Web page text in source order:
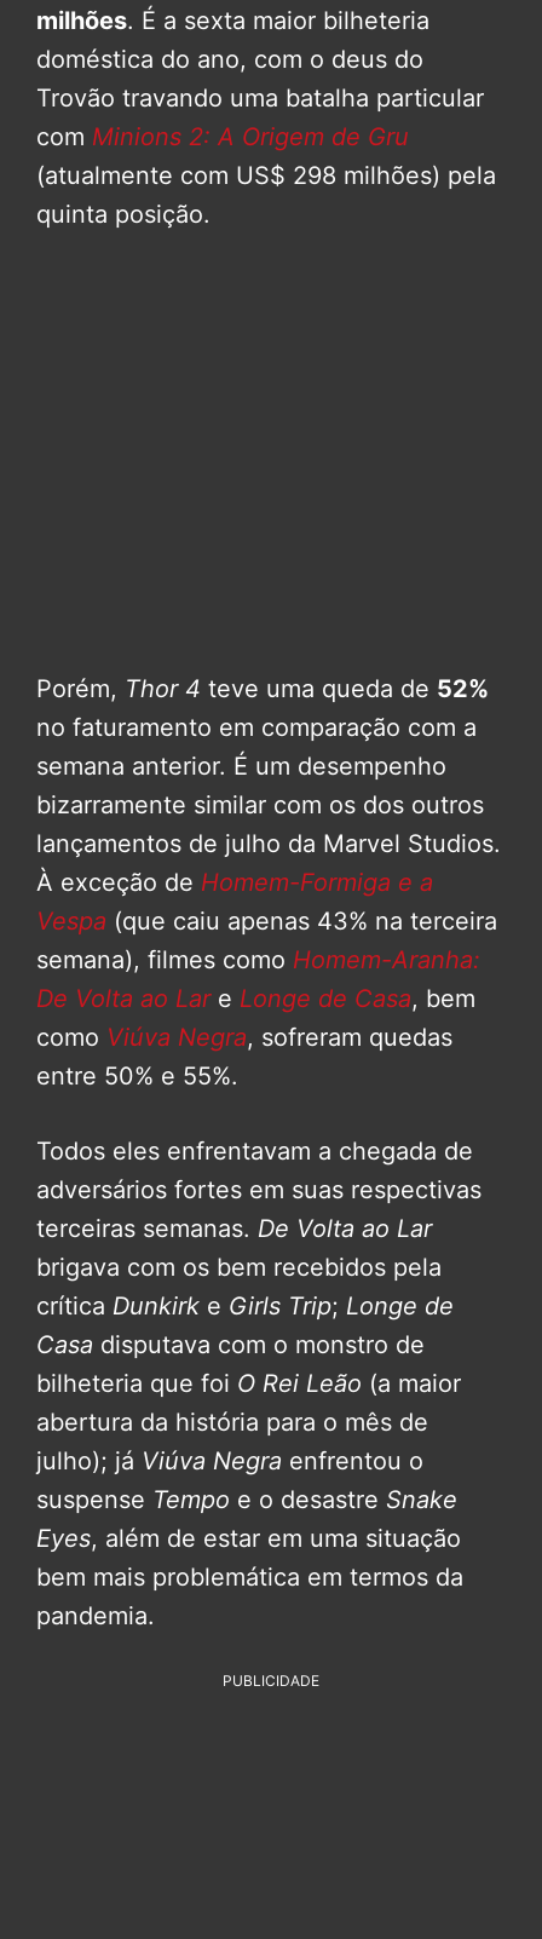
milhões. É a sexta maior bilheteria
doméstica do ano, com o deus do
Trovão travando uma batalha particular
com Minions 2: A Origem de Gru
(atualmente com US$ 298 milhões) pela
quinta posição.
Porém, Thor 4 teve uma queda de 52%
no faturamento em comparação com a
semana anterior. É um desempenho
bizarramente similar com os dos outros
lançamentos de julho da Marvel Studios.
À exceção de Homem-Formiga e a
Vespa (que caiu apenas 43% na terceira
semana), filmes como Homem-Aranha:
De Volta ao Lare Longe de Casa, bem
como Viúva Negra, sofreram quedas
entre 50% e 55%.
Todos eles enfrentavam a chegada de
adversários fortes em suas respectivas
terceiras semanas. De Volta ao Lar
brigava com os bem recebidos pela
crítica Dunkirk e Girls Trip; Longe de
Casa disputava com o monstro de
bilheteria que foi O Rei Leão (a maior
abertura da história para o mês de
julho); já Viúva Negra enfrentou o
suspense Tempo e o desastre Snake
Eyes, além de estar em uma situação
bem mais problemática em termos da
pandemia.
PUBLICIDADE